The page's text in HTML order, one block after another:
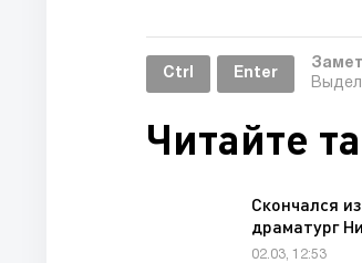
Ctrl Enter
Читайте
Скончался
драматург
02.03, 12:53